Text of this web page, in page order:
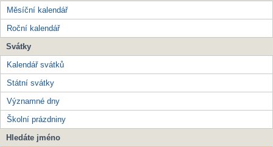
Měsíční kalendář
Roční kalendář
Svátky
Kalendář svátků
Státní svátky
Významné dny
Školní prázdniny
Hledáte jméno